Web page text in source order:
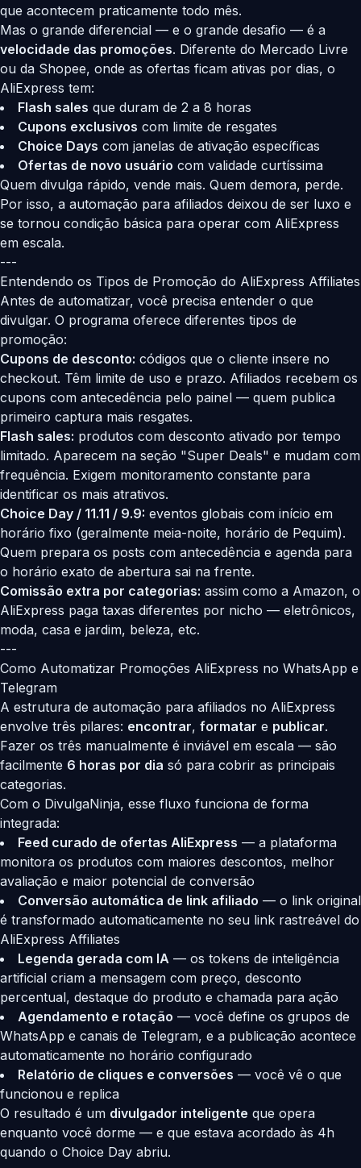
que acontecem praticamente todo mês.
Mas o grande diferencial — e o grande desafio — é a
velocidade das promoções. Diferente do Mercado Livre
ou da Shopee, onde as ofertas ficam ativas por dias, o
AliExpress tem:
Flash sales que duram de 2 a 8 horas
Cupons exclusivos com limite de resgates
Choice Days com janelas de ativação específicas
Ofertas de novo usuário com validade curtíssima
Quem divulga rápido, vende mais. Quem demora, perde.
Por isso, a automação para afiliados deixou de ser luxo e
se tornou condição básica para operar com AliExpress
em escala.
---
Entendendo os Tipos de Promoção do AliExpress Affiliates
Antes de automatizar, você precisa entender o que
divulgar. O programa oferece diferentes tipos de
promoção:
Cupons de desconto: códigos que o cliente insere no
checkout. Têm limite de uso e prazo. Afiliados recebem os
cupons com antecedência pelo painel — quem publica
primeiro captura mais resgates.
Flash sales: produtos com desconto ativado por tempo
limitado. Aparecem na seção "Super Deals" e mudam com
frequência. Exigem monitoramento constante para
identificar os mais atrativos.
Choice Day / 11.11 / 9.9: eventos globais com início em
horário fixo (geralmente meia-noite, horário de Pequim).
Quem prepara os posts com antecedência e agenda para
o horário exato de abertura sai na frente.
Comissão extra por categorias: assim como a Amazon, o
AliExpress paga taxas diferentes por nicho — eletrônicos,
moda, casa e jardim, beleza, etc.
---
Como Automatizar Promoções AliExpress no WhatsApp e
Telegram
A estrutura de automação para afiliados no AliExpress
envolve três pilares: encontrar, formatar e publicar.
Fazer os três manualmente é inviável em escala — são
facilmente 6 horas por dia só para cobrir as principais
categorias.
Com o DivulgaNinja, esse fluxo funciona de forma
integrada:
Feed curado de ofertas AliExpress — a plataforma
monitora os produtos com maiores descontos, melhor
avaliação e maior potencial de conversão
Conversão automática de link afiliado — o link original
é transformado automaticamente no seu link rastreável do
AliExpress Affiliates
Legenda gerada com IA — os tokens de inteligência
artificial criam a mensagem com preço, desconto
percentual, destaque do produto e chamada para ação
Agendamento e rotação — você define os grupos de
WhatsApp e canais de Telegram, e a publicação acontece
automaticamente no horário configurado
Relatório de cliques e conversões — você vê o que
funcionou e replica
O resultado é um divulgador inteligente que opera
enquanto você dorme — e que estava acordado às 4h
quando o Choice Day abriu.